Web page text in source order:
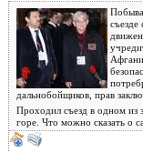
дальнобойщиков, прав
Проходил съезд в одном из
горе. Что можно сказать о